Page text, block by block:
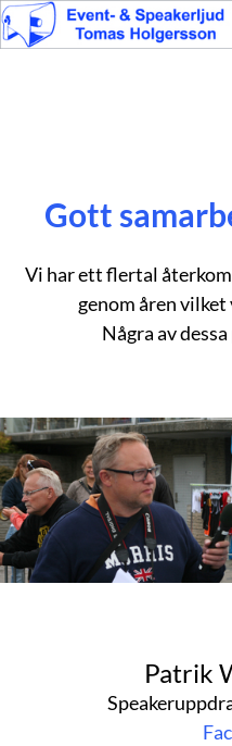
Gott
Vi har ett flertal
genom åren
Några av
Patrik